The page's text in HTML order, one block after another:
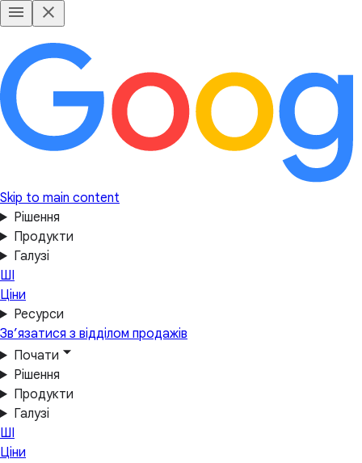
Skip to main content
Рішення
Продукти
Галузі
ШІ
Ціни
Ресурси
Зв’язатися з відділом продажів
Почати
Рішення
Продукти
Галузі
ШІ
Ціни